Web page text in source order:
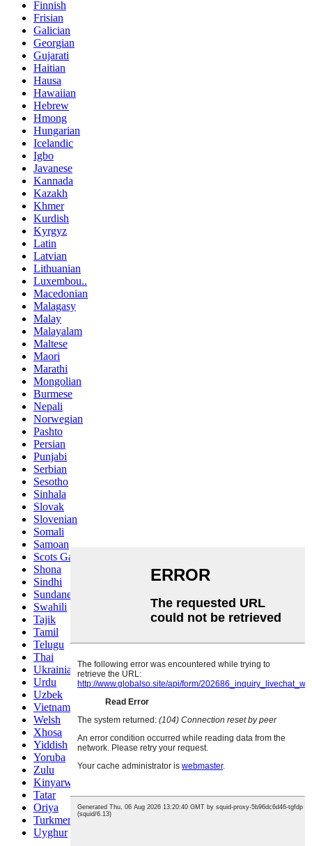
Finnish
Frisian
Galician
Georgian
Gujarati
Haitian
Hausa
Hawaiian
Hebrew
Hmong
Hungarian
Icelandic
Igbo
Javanese
Kannada
Kazakh
Khmer
Kurdish
Kyrgyz
Latin
Latvian
Lithuanian
Luxembou..
Macedonian
Malagasy
Malay
Malayalam
Maltese
Maori
Marathi
Mongolian
Burmese
Nepali
Norwegian
Pashto
Persian
Punjabi
Serbian
Sesotho
Sinhala
Slovak
Slovenian
Somali
Samoan
Scots Gaelic
Shona
Sindhi
Sundanese
Swahili
Tajik
Tamil
Telugu
Thai
Ukrainian
Urdu
Uzbek
Vietnamese
Welsh
Xhosa
Yiddish
Yoruba
Zulu
Kinyarwanda
Tatar
Oriya
Turkmen
Uyghur